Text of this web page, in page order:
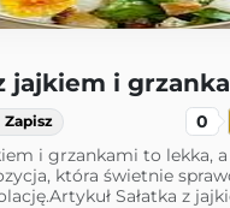
jajkiem i
Zapisz 0
i grzankami to lekka,
która świetnie
Sałatka z